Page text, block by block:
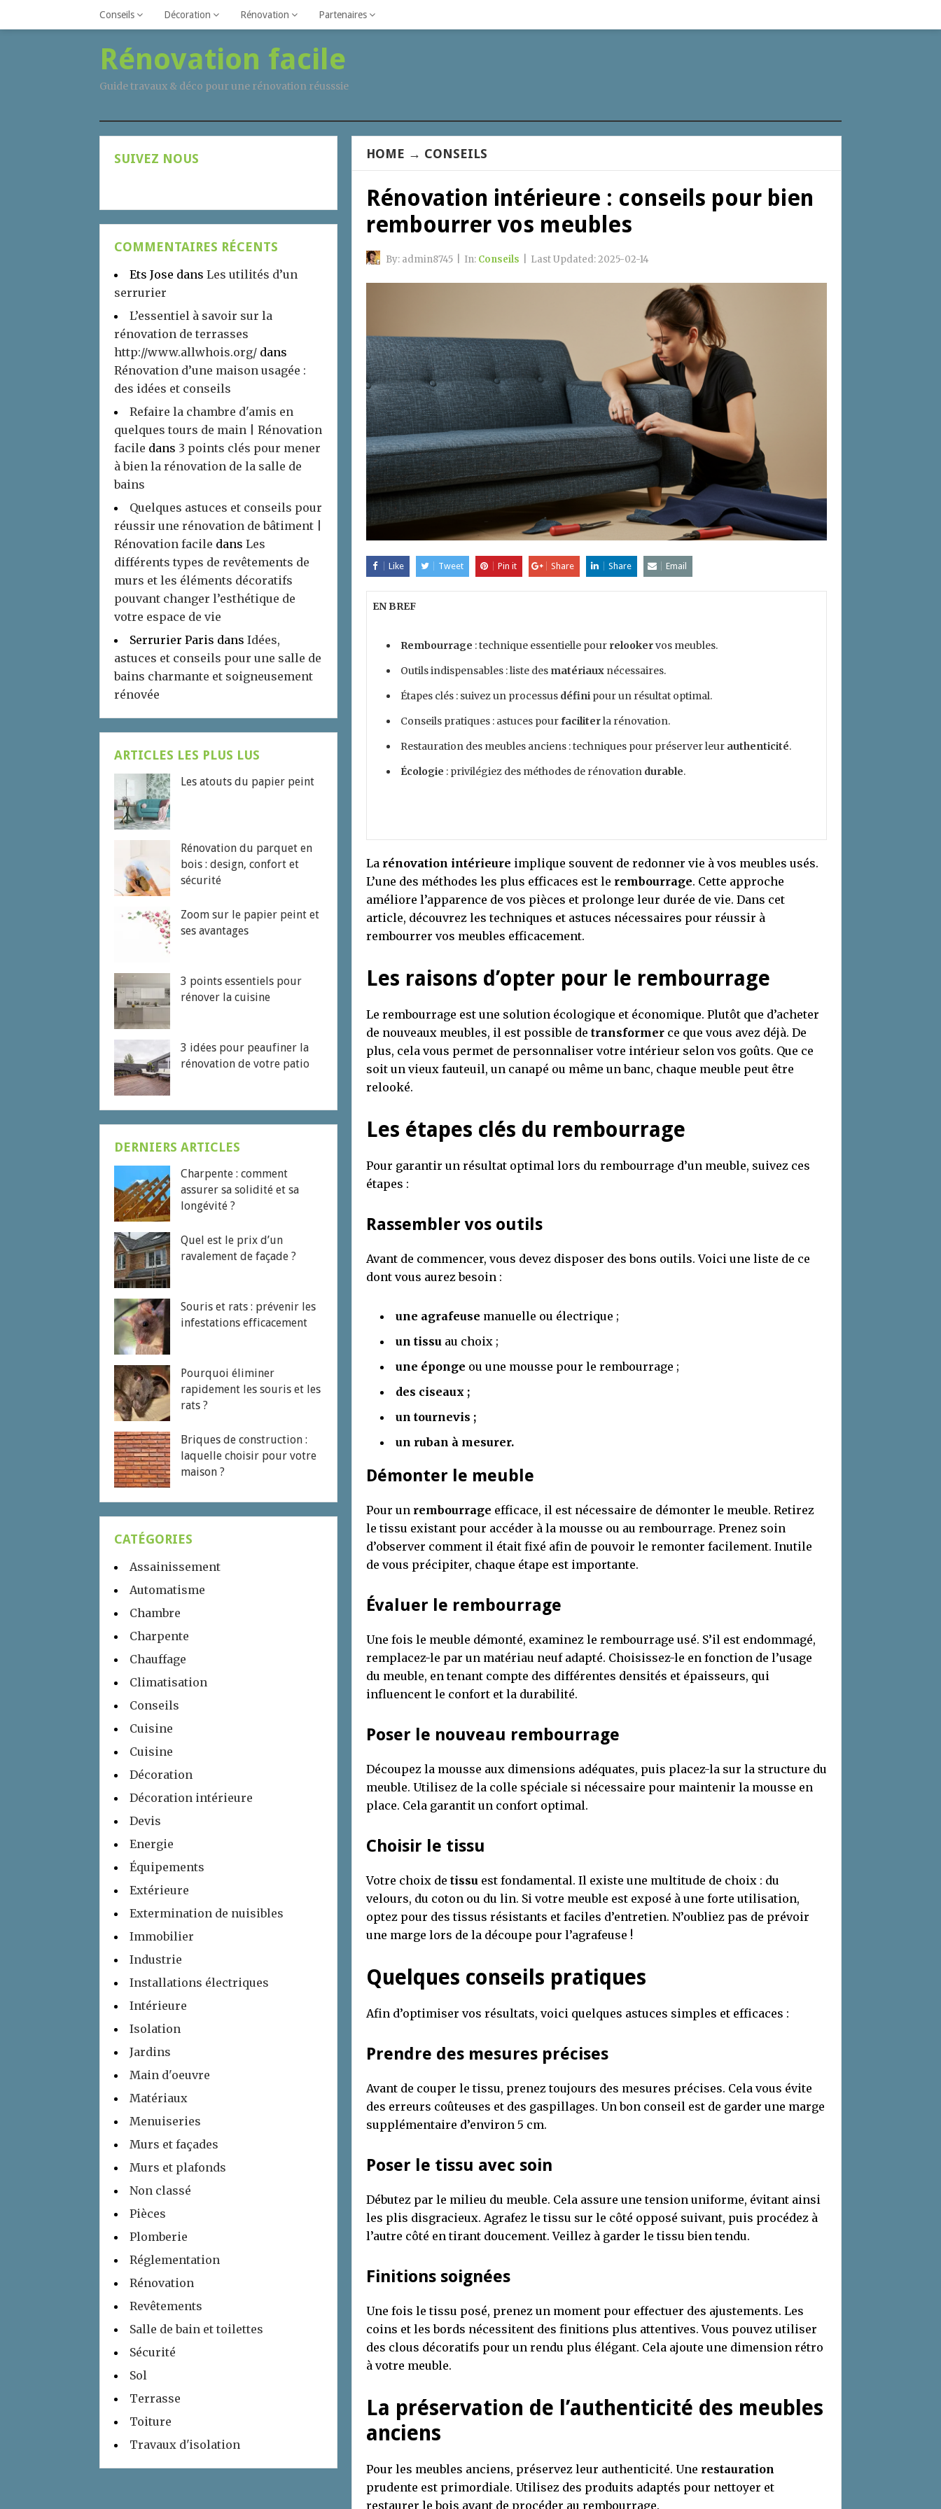
Conseils Décoration Rénovation Partenaires
Rénovation facile
Guide travaux & déco pour une rénovation réusssie
HOME → CONSEILS
Rénovation intérieure : conseils pour bien
rembourrer vos meubles
By: admin8745 In: Conseils Last Updated:2025-02-14
Like Tweet Pin it Share Share Email
EN BREF
Rembourrage : technique essentielle pour relookervos meubles.
Outils indispensables : liste des matériaux nécessaires.
Étapes clés : suivez un processus défini pour un résultat optimal.
Conseils pratiques : astuces pourfaciliterla rénovation.
Restauration des meubles anciens : techniques pour préserver leur authenticité.
Écologie : privilégiez des méthodes de rénovation durable.
La rénovation intérieure implique souvent de redonner vie à vos meubles usés.
L’une des méthodes les plus efficaces est le rembourrage. Cette approche
améliore l’apparence de vos pièces et prolonge leur durée de vie. Dans cet
article, découvrez les techniques et astuces nécessaires pour réussir à
rembourrer vos meubles efficacement.
Les raisons d’opter pour le rembourrage
Le rembourrage est une solution écologique et économique. Plutôt que d’acheter
de nouveaux meubles, il est possible de transformer ce que vous avez déjà. De
plus, cela vous permet de personnaliser votre intérieur selon vos goûts. Que ce
soit un vieux fauteuil, un canapé ou même un banc, chaque meuble peut être
relooké.
Les étapes clés du rembourrage
Pour garantir un résultat optimal lors du rembourrage d’un meuble, suivez ces
étapes :
Rassembler vos outils
Avant de commencer, vous devez disposer des bons outils. Voici une liste de ce
dont vous aurez besoin :
une agrafeuse manuelle ou électrique ;
un tissu au choix ;
une éponge ou une mousse pour le rembourrage ;
des ciseaux ;
un tournevis ;
un ruban à mesurer.
Démonter le meuble
Pour un rembourrage efficace, il est nécessaire de démonter le meuble. Retirez
le tissu existant pour accéder à la mousse ou au rembourrage. Prenez soin
d’observer comment il était fixé afin de pouvoir le remonter facilement. Inutile
de vous précipiter, chaque étape est importante.
Évaluer le rembourrage
Une fois le meuble démonté, examinez le rembourrage usé. S’il est endommagé,
remplacez-le par un matériau neuf adapté. Choisissez-le en fonction de l’usage
du meuble, en tenant compte des différentes densités et épaisseurs, qui
influencent le confort et la durabilité.
Poser le nouveau rembourrage
Découpez la mousse aux dimensions adéquates, puis placez-la sur la structure du
meuble. Utilisez de la colle spéciale si nécessaire pour maintenir la mousse en
place. Cela garantit un confort optimal.
Choisir le tissu
Votre choix de tissu est fondamental. Il existe une multitude de choix : du
velours, du coton ou du lin. Si votre meuble est exposé à une forte utilisation,
optez pour des tissus résistants et faciles d’entretien. N’oubliez pas de prévoir
une marge lors de la découpe pour l’agrafeuse !
Quelques conseils pratiques
Afin d’optimiser vos résultats, voici quelques astuces simples et efficaces :
Prendre des mesures précises
Avant de couper le tissu, prenez toujours des mesures précises. Cela vous évite
des erreurs coûteuses et des gaspillages. Un bon conseil est de garder une marge
supplémentaire d’environ 5 cm.
Poser le tissu avec soin
Débutez par le milieu du meuble. Cela assure une tension uniforme, évitant ainsi
les plis disgracieux. Agrafez le tissu sur le côté opposé suivant, puis procédez à
l’autre côté en tirant doucement. Veillez à garder le tissu bien tendu.
Finitions soignées
Une fois le tissu posé, prenez un moment pour effectuer des ajustements. Les
coins et les bords nécessitent des finitions plus attentives. Vous pouvez utiliser
des clous décoratifs pour un rendu plus élégant. Cela ajoute une dimension rétro
à votre meuble.
La préservation de l’authenticité des meubles
anciens
Pour les meubles anciens, préservez leur authenticité. Une restauration
prudente est primordiale. Utilisez des produits adaptés pour nettoyer et
restaurer le bois avant de procéder au rembourrage.
SUIVEZ NOUS
COMMENTAIRES RÉCENTS
Ets Jose dans Les utilités d’un
serrurier
L’essentiel à savoir sur la
rénovation de terrasses
http://www.allwhois.org/ dans
Rénovation d’une maison usagée :
des idées et conseils
Refaire la chambre d'amis en
quelques tours de main | Rénovation
facile dans 3 points clés pour mener
à bien la rénovation de la salle de
bains
Quelques astuces et conseils pour
réussir une rénovation de bâtiment |
Rénovation facile dans Les
différents types de revêtements de
murs et les éléments décoratifs
pouvant changer l’esthétique de
votre espace de vie
Serrurier Paris dans Idées,
astuces et conseils pour une salle de
bains charmante et soigneusement
rénovée
ARTICLES LES PLUS LUS
Les atouts du papier peint
Rénovation du parquet en
bois : design, confort et
sécurité
Zoom sur le papier peint et
ses avantages
3 points essentiels pour
rénover la cuisine
3 idées pour peaufiner la
rénovation de votre patio
DERNIERS ARTICLES
Charpente : comment
assurer sa solidité et sa
longévité ?
Quel est le prix d’un
ravalement de façade ?
Souris et rats : prévenir les
infestations efficacement
Pourquoi éliminer
rapidement les souris et les
rats ?
Briques de construction :
laquelle choisir pour votre
maison ?
CATÉGORIES
Assainissement
Automatisme
Chambre
Charpente
Chauffage
Climatisation
Conseils
Cuisine
Cuisine
Décoration
Décoration intérieure
Devis
Energie
Équipements
Extérieure
Extermination de nuisibles
Immobilier
Industrie
Installations électriques
Intérieure
Isolation
Jardins
Main d'oeuvre
Matériaux
Menuiseries
Murs et façades
Murs et plafonds
Non classé
Pièces
Plomberie
Réglementation
Rénovation
Revêtements
Salle de bain et toilettes
Sécurité
Sol
Terrasse
Toiture
Travaux d'isolation